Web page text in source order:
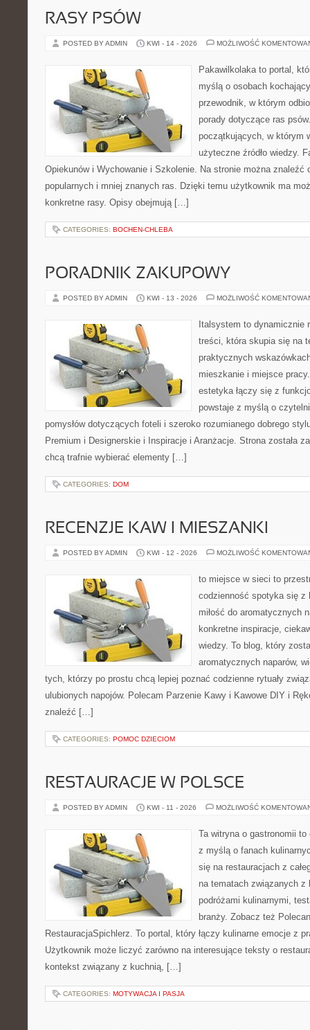
RASY PSÓW
POSTED BY ADMIN KWI - 14 - 2026 MOŻLIWOŚĆ
Pakawilkolaka to portal,
myślą o osobach
przewodnik, w którym
porady dotyczące ras
początkujących, w którym
użyteczne źródło wiedzy.
Opiekunów i Wychowanie i Szkolenie. Na stronie można znaleźć
popularnych i mniej znanych ras. Dzięki temu użytkownik ma
konkretne rasy. Opisy obejmują […]
CATEGORIES: BOCHEN-CHLEBA
PORADNIK ZAKUPOWY
POSTED BY ADMIN KWI - 13 - 2026 MOŻLIWOŚĆ
Italsystem to dynamicznie
treści, która skupia się na
praktycznych
mieszkanie i miejsce
estetyka łączy się z
powstaje z myślą o
pomysłów dotyczących foteli i szeroko rozumianego dobrego
Premium i Designerskie i Inspiracje i Aranżacje. Strona została
chcą trafnie wybierać elementy […]
CATEGORIES: DOM
RECENZJE KAW I MIESZANKI
POSTED BY ADMIN KWI - 12 - 2026 MOŻLIWOŚĆ
to miejsce w sieci to
codzienność spotyka się z
miłość do aromatycznych
konkretne inspiracje,
wiedzy. To blog, który
aromatycznych naparów,
tych, którzy po prostu chcą lepiej poznać codzienne rytuały
ulubionych napojów. Polecam Parzenie Kawy i Kawowe DIY i
znaleźć […]
CATEGORIES: POMOC DZIECIOM
RESTAURACJE W POLSCE
POSTED BY ADMIN KWI - 11 - 2026 MOŻLIWOŚĆ
Ta witryna o gastronomii
z myślą o fanach
się na restauracjach z
na tematach związanych z
podróżami kulinarnymi,
branży. Zobacz też
RestauracjaSpichlerz. To portal, który łączy kulinarne emocje z
Użytkownik może liczyć zarówno na interesujące teksty o
kontekst związany z kuchnią, […]
CATEGORIES: MOTYWACJA I PASJA